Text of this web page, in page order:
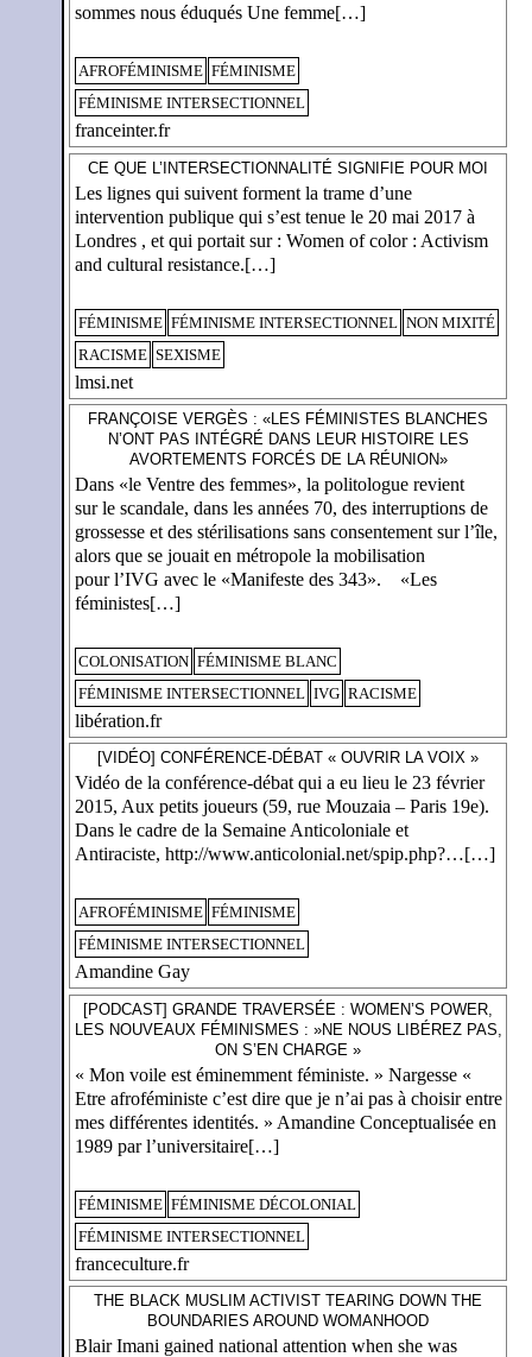
sommes nous éduqués Une femme[…]
AFROFÉMINISME FÉMINISME
FÉMINISME INTERSECTIONNEL
franceinter.fr
CE QUE L’INTERSECTIONNALITÉ SIGNIFIE POUR MOI
Les lignes qui suivent forment la trame d’une
intervention publique qui s’est tenue le 20 mai 2017 à
Londres , et qui portait sur : Women of color : Activism
and cultural resistance.[…]
FÉMINISME FÉMINISME INTERSECTIONNEL NON MIXITÉ
RACISME SEXISME
lmsi.net
FRANÇOISE VERGÈS : «LES FÉMINISTES BLANCHES
N’ONT PAS INTÉGRÉ DANS LEUR HISTOIRE LES
AVORTEMENTS FORCÉS DE LA RÉUNION»
Dans «le Ventre des femmes», la politologue revient
sur le scandale, dans les années 70, des interruptions de
grossesse et des stérilisations sans consentement sur l’île,
alors que se jouait en métropole la mobilisation
pour l’IVG avec le «Manifeste des 343». «Les
féministes[…]
COLONISATION FÉMINISME BLANC
FÉMINISME INTERSECTIONNEL IVG RACISME
libération.fr
[VIDÉO] CONFÉRENCE-DÉBAT « OUVRIR LA VOIX »
Vidéo de la conférence-débat qui a eu lieu le 23 février
2015, Aux petits joueurs (59, rue Mouzaia – Paris 19e).
Dans le cadre de la Semaine Anticoloniale et
Antiraciste, http://www.anticolonial.net/spip.php?…[…]
AFROFÉMINISME FÉMINISME
FÉMINISME INTERSECTIONNEL
Amandine Gay
[PODCAST] GRANDE TRAVERSÉE : WOMEN’S POWER,
LES NOUVEAUX FÉMINISMES : »NE NOUS LIBÉREZ PAS,
ON S’EN CHARGE »
« Mon voile est éminemment féministe. » Nargesse «
Etre afroféministe c’est dire que je n’ai pas à choisir entre
mes différentes identités. » Amandine Conceptualisée en
1989 par l’universitaire[…]
FÉMINISME FÉMINISME DÉCOLONIAL
FÉMINISME INTERSECTIONNEL
franceculture.fr
THE BLACK MUSLIM ACTIVIST TEARING DOWN THE
BOUNDARIES AROUND WOMANHOOD
Blair Imani gained national attention when she was